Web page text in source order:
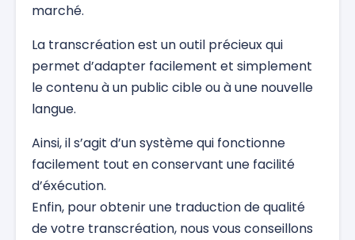
marché.
La transcréation est un outil précieux qui
permet d’adapter facilement et simplement
le contenu à un public cible ou à une nouvelle
langue.
Ainsi, il s’agit d’un système qui fonctionne
facilement tout en conservant une facilité
d’éxécution.
Enfin, pour obtenir une traduction de qualité
de votre transcréation, nous vous conseillons